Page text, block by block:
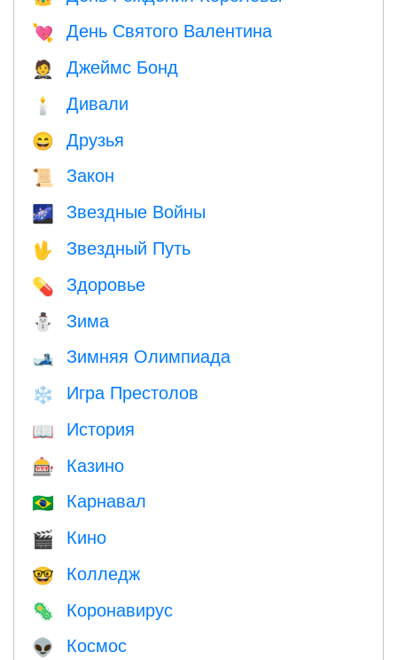
💘 День Святого Валентина
🤵 Джеймс Бонд
🕯 Дивали
😄 Друзья
📜 Закон
🌌 Звездные Войны
🖖 Звездный Путь
💊 Здоровье
⛄ Зима
🎿 Зимняя Олимпиада
❄️ Игра Престолов
📖 История
🎰 Казино
🇧🇷 Карнавал
🎬 Кино
🤓 Колледж
🦠 Коронавирус
👽 Космос